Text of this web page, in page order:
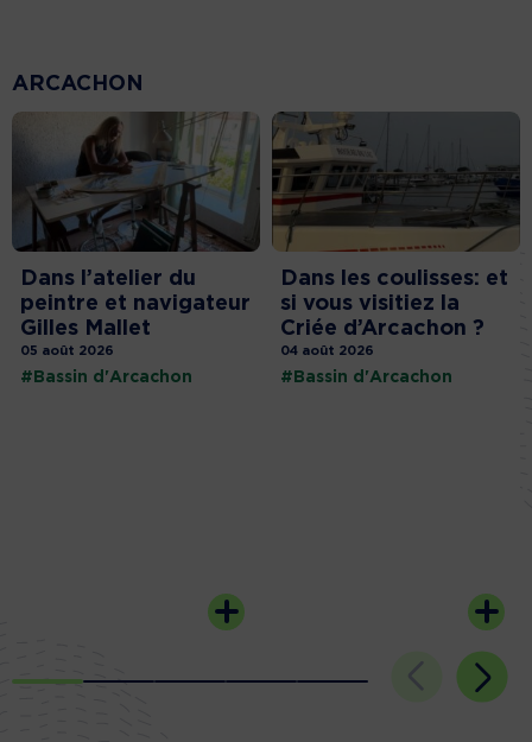
ARCACHON
Dans l’atelier du
peintre et navigateur
Gilles Mallet
05 août 2026
#Bassin d'Arcachon
Dans les coulisses: et
si vous visitiez la
Criée d’Arcachon ?
04 août 2026
#Bassin d'Arcachon